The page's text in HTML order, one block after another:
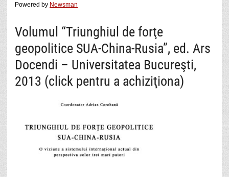
Powered by Newsman
Volumul “Triunghiul de forţe
geopolitice SUA-China-Rusia”, ed. Ars
Docendi – Universitatea Bucureşti,
2013 (click pentru a achiziţiona)